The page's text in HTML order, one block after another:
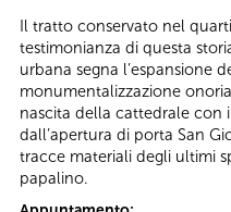
Il tratto conservato nel
testimonianza di questa
urbana segna l’espansione
monumentalizzazione
nascita della cattedrale con
dall’apertura di porta San
tracce materiali degli ultimi
papalino.